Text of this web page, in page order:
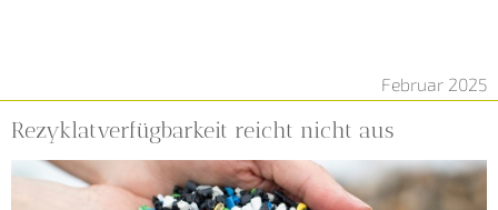
Februar 2025
Rezyklatverfügbarkeit reicht nicht aus